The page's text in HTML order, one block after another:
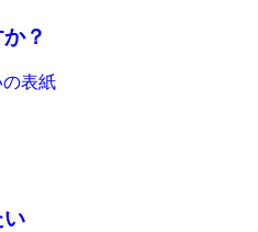
？
い